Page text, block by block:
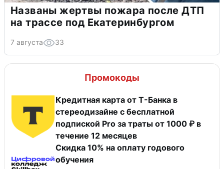
Названы жертвы пожара после ДТП
на трассе под Екатеринбургом
7 августа 33
Промокоды
Кредитная карта от Т-Банка в
стереодизайне с бесплатной
подпиской Pro за траты от 1000 ₽ в
течение 12 месяцев
Скидка 10% на оплату годового
обучения